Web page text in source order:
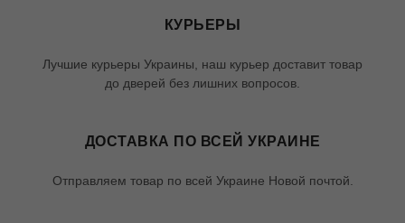
КУРЬЕРЫ
Лучшие курьеры Украины, наш курьер доставит товар
до дверей без лишних вопросов.
ДОСТАВКА ПО ВСЕЙ УКРАИНЕ
Отправляем товар по всей Украине Новой почтой.